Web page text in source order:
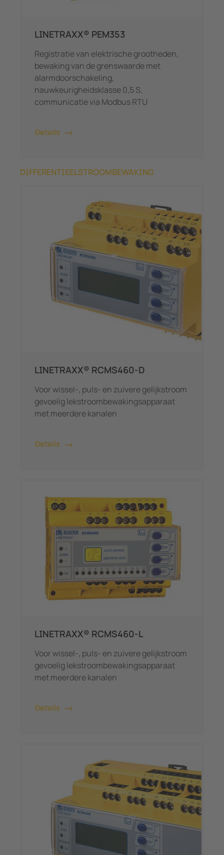
LINETRAXX® PEM353
Registratie van elektrische grootheden,
bewaking van de grenswaarde met
alarmdoorschakeling,
nauwkeurigheidsklasse 0,5 S,
communicatie via Modbus RTU
Details
DIFFERENTIEELSTROOMBEWAKING
LINETRAXX® RCMS460-D
Voor wissel-, puls- en zuivere gelijkstroom
gevoelig lekstroombewakingsapparaat
met meerdere kanalen
Details
LINETRAXX® RCMS460-L
Voor wissel-, puls- en zuivere gelijkstroom
gevoelig lekstroombewakingsapparaat
met meerdere kanalen
Details